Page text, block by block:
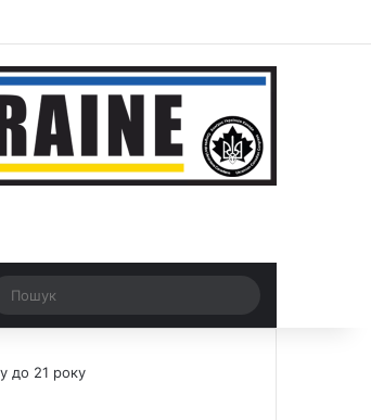
новина
skin
до 21 року